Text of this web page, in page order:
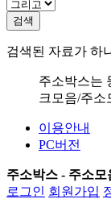
검색
검색된 자료가 하
주소박스는
크모음/주소
이용안내
PC버전
주소박스 - 주소
로그인 회원가입